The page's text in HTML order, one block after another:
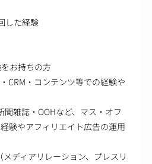
した経験
お持ちの方
CRM・コンテンツ等での経験や
聞雑誌・OOHなど、マス・オフ
験やアフィリエイト広告の運用
メディアリレーション、プレスリ